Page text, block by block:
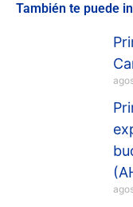
También te puede